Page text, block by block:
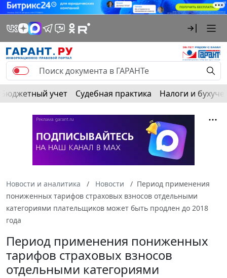
Бюджетный учет Судебная практика Налоги и
Новости и аналитика Новости
Период применения
пониженных тарифов страховых взносов отдельными
категориями плательщиков может быть продлен до 2018
года
Период применения пониженных
тарифов страховых взносов
отдельными категориями